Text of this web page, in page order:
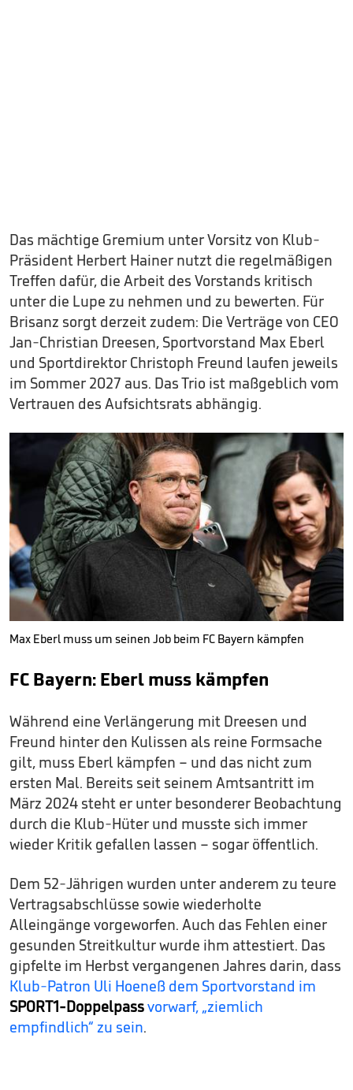
Das mächtige Gremium unter Vorsitz von Klub-
Präsident Herbert Hainer nutzt die regelmäßigen
Treffen dafür, die Arbeit des Vorstands kritisch
unter die Lupe zu nehmen und zu bewerten. Für
Brisanz sorgt derzeit zudem: Die Verträge von CEO
Jan-Christian Dreesen, Sportvorstand Max Eberl
und Sportdirektor Christoph Freund laufen jeweils
im Sommer 2027 aus. Das Trio ist maßgeblich vom
Vertrauen des Aufsichtsrats abhängig.
Max Eberl muss um seinen Job beim FC Bayern kämpfen
FC Bayern: Eberl muss kämpfen
Während eine Verlängerung mit Dreesen und
Freund hinter den Kulissen als reine Formsache
gilt, muss Eberl kämpfen – und das nicht zum
ersten Mal. Bereits seit seinem Amtsantritt im
März 2024 steht er unter besonderer Beobachtung
durch die Klub-Hüter und musste sich immer
wieder Kritik gefallen lassen – sogar öffentlich.
Dem 52-Jährigen wurden unter anderem zu teure
Vertragsabschlüsse sowie wiederholte
Alleingänge vorgeworfen. Auch das Fehlen einer
gesunden Streitkultur wurde ihm attestiert. Das
gipfelte im Herbst vergangenen Jahres darin, dass
Klub-Patron Uli Hoeneß dem Sportvorstand im
SPORT1-Doppelpassvorwarf, „ziemlich
empfindlich“ zu sein.